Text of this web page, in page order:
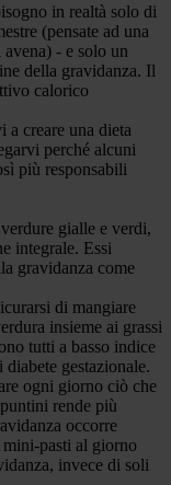
in realtà solo di
(pensate ad una
- e solo un
della gravidanza. Il
calorico
a creare una dieta
perché alcuni
più responsabili
gialle e verdi,
integrale. Essi
gravidanza come
di mangiare
insieme ai grassi
tutti a basso indice
gestazionale.
ogni giorno ciò che
rende più
occorre
mini-pasti al giorno
invece di soli